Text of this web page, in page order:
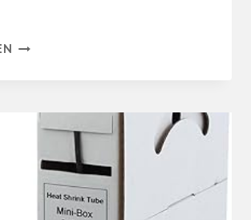
GOCABLETIES
SCHRUMPFSCHLAUCH